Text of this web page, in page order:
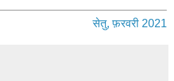
सेतु, फ़रवरी 2021